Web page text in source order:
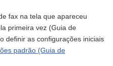
fax na tela que apareceu
primeira vez (Guia de
definir as configurações iniciais
padrão (Guia de